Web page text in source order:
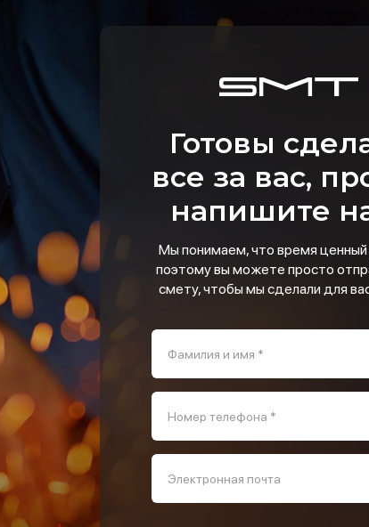
Готовы
все за вас,
напишите
Мы понимаем, что время ценный
поэтому вы можете просто
смету, чтобы мы сделали для
Фамилия и имя *
Номер телефона *
Электронная почта